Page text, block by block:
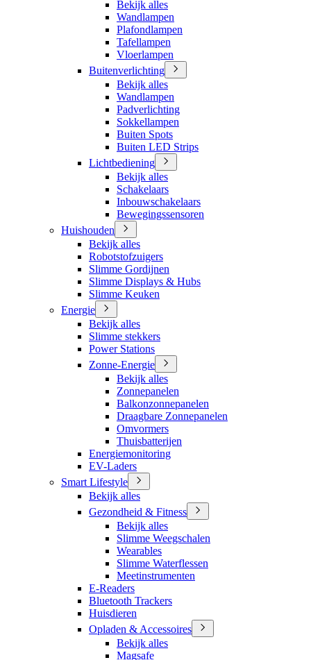
Bekijk alles
Wandlampen
Plafondlampen
Tafellampen
Vloerlampen
Buitenverlichting
Bekijk alles
Wandlampen
Padverlichting
Sokkellampen
Buiten Spots
Buiten LED Strips
Lichtbediening
Bekijk alles
Schakelaars
Inbouwschakelaars
Bewegingssensoren
Huishouden
Bekijk alles
Robotstofzuigers
Slimme Gordijnen
Slimme Displays & Hubs
Slimme Keuken
Energie
Bekijk alles
Slimme stekkers
Power Stations
Zonne-Energie
Bekijk alles
Zonnepanelen
Balkonzonnepanelen
Draagbare Zonnepanelen
Omvormers
Thuisbatterijen
Energiemonitoring
EV-Laders
Smart Lifestyle
Bekijk alles
Gezondheid & Fitness
Bekijk alles
Slimme Weegschalen
Wearables
Slimme Waterflessen
Meetinstrumenten
E-Readers
Bluetooth Trackers
Huisdieren
Opladen & Accessoires
Bekijk alles
Magsafe